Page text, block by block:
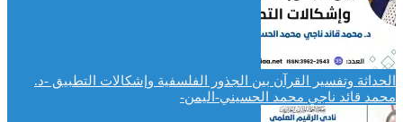
الحداثة وتفسير القرآن بين الجذور الفلسفية وإشكالات التطبيق -د.
محمد قائد ناجي محمد الحسيني-اليمن-